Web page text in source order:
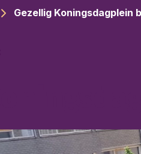
Gezellig Koningsdagplein